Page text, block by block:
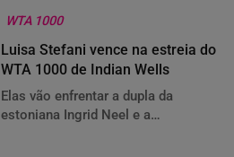
WTA 1000
Luisa Stefani vence na estreia do
WTA 1000 de Indian Wells
Elas vão enfrentar a dupla da
estoniana Ingrid Neel e a